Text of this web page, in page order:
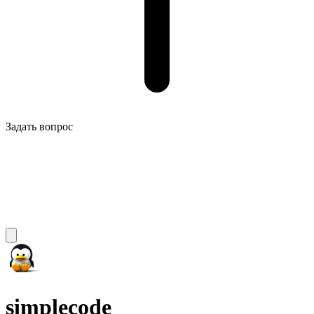
Задать вопрос
simplecode